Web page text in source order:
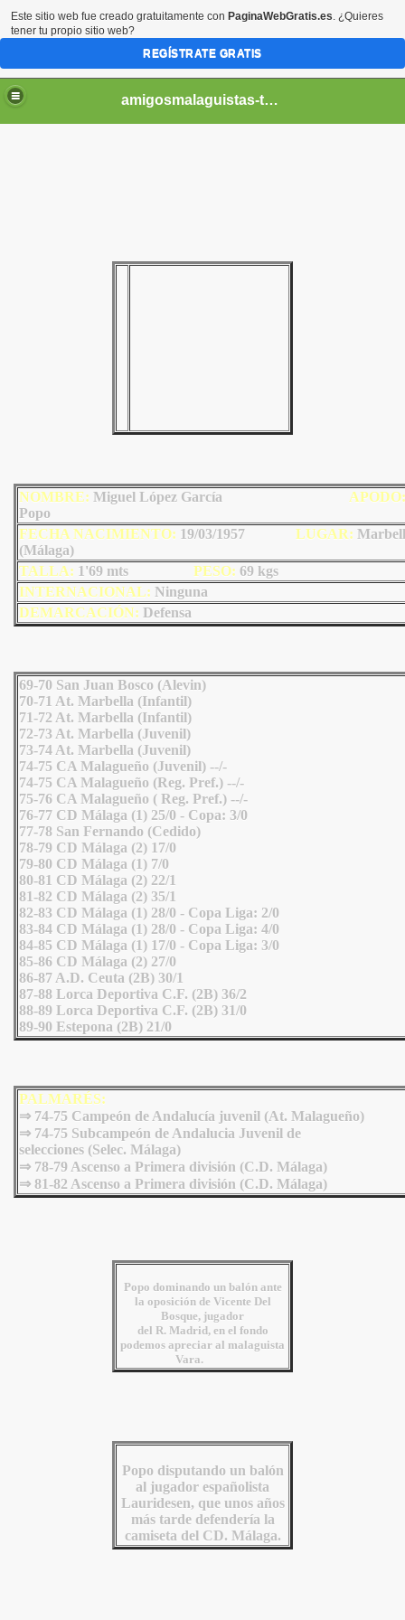
amigosmalaguistas-temporadas
NOMBRE: Miguel López García APODO:
Popo
FECHA NACIMIENTO: 19/03/1957 LUGAR:
(Málaga)
TALLA: 1'69 mts PESO: 69 kgs
INTERNACIONAL: Ninguna
DEMARCACIÓN: Defensa
69-70 San Juan Bosco (Alevin)
70-71 At. Marbella (Infantil)
71-72 At. Marbella (Infantil)
72-73 At. Marbella (Juvenil)
73-74 At. Marbella (Juvenil)
74-75 CA Malagueño (Juvenil) --/-
74-75 CA Malagueño (Reg. Pref.) --/-
75-76 CA Malagueño ( Reg. Pref.) --/-
76-77 CD Málaga (1) 25/0 - Copa: 3/0
77-78 San Fernando (Cedido)
78-79 CD Málaga (2) 17/0
79-80 CD Málaga (1) 7/0
80-81 CD Málaga (2) 22/1
81-82 CD Málaga (2) 35/1
82-83 CD Málaga (1) 28/0 - Copa Liga: 2/0
83-84 CD Málaga (1) 28/0 - Copa Liga: 4/0
84-85 CD Málaga (1) 17/0 - Copa Liga: 3/0
85-86 CD Málaga (2) 27/0
86-87 A.D. Ceuta (2B) 30/1
87-88 Lorca Deportiva C.F. (2B) 36/2
88-89 Lorca Deportiva C.F. (2B) 31/0
89-90 Estepona (2B) 21/0
PALMARÉS:
⇒ 74-75 Campeón de Andalucía juvenil (At. Malagueño)
⇒ 74-75 Subcampeón de Andalucia Juvenil de
selecciones (Selec. Málaga)
⇒ 78-79 Ascenso a Primera división (C.D. Málaga)
⇒ 81-82 Ascenso a Primera división (C.D. Málaga)
Popo dominando un balón ante
la oposición de Vicente Del
Bosque, jugador
del R. Madrid, en el fondo
podemos apreciar al malaguista
Vara.
Popo disputando un balón
al jugador españolista
Lauridesen, que unos años
más tarde defendería la
camiseta del CD. Málaga.
Este sitio web fue creado gratuitamente con PaginaWebGratis.es. ¿Quieres
tener tu propio sitio web?
REGÍSTRATE GRATIS